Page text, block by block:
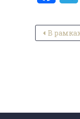
В рамках співпраці з